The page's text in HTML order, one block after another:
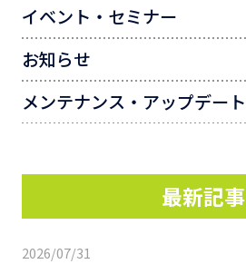
イベント・セミナー
お知らせ
メンテナンス・アップデート
最新記事
2026/07/31